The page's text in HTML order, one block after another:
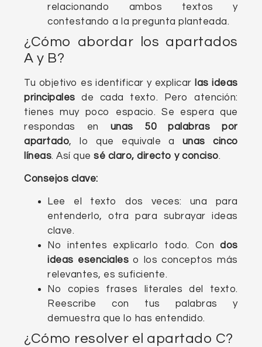
relacionando ambos textos y
contestando a la pregunta planteada.
¿Cómo abordar los apartados
A y B?
Tu objetivo es identificar y explicar las ideas
principales de cada texto. Pero atención:
tienes muy poco espacio. Se espera que
respondas en unas 50 palabras por
apartado, lo que equivale a unas cinco
líneas. Así quesé claro, directo y conciso.
Consejos clave:
Lee el texto dos veces: una para
entenderlo, otra para subrayar ideas
clave.
No intentes explicarlo todo. Condos
ideas esenciales o los conceptos más
relevantes, es suficiente.
No copies frases literales del texto.
Reescribe con tus palabras y
demuestra que lo has entendido.
¿Cómo resolver el apartado C?